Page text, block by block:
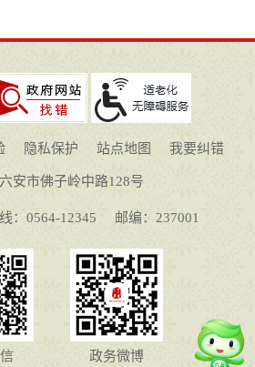
隐私保护 站点地图 我要纠错
安市佛子岭中路128号
：0564-12345 邮编：237001
政务微博